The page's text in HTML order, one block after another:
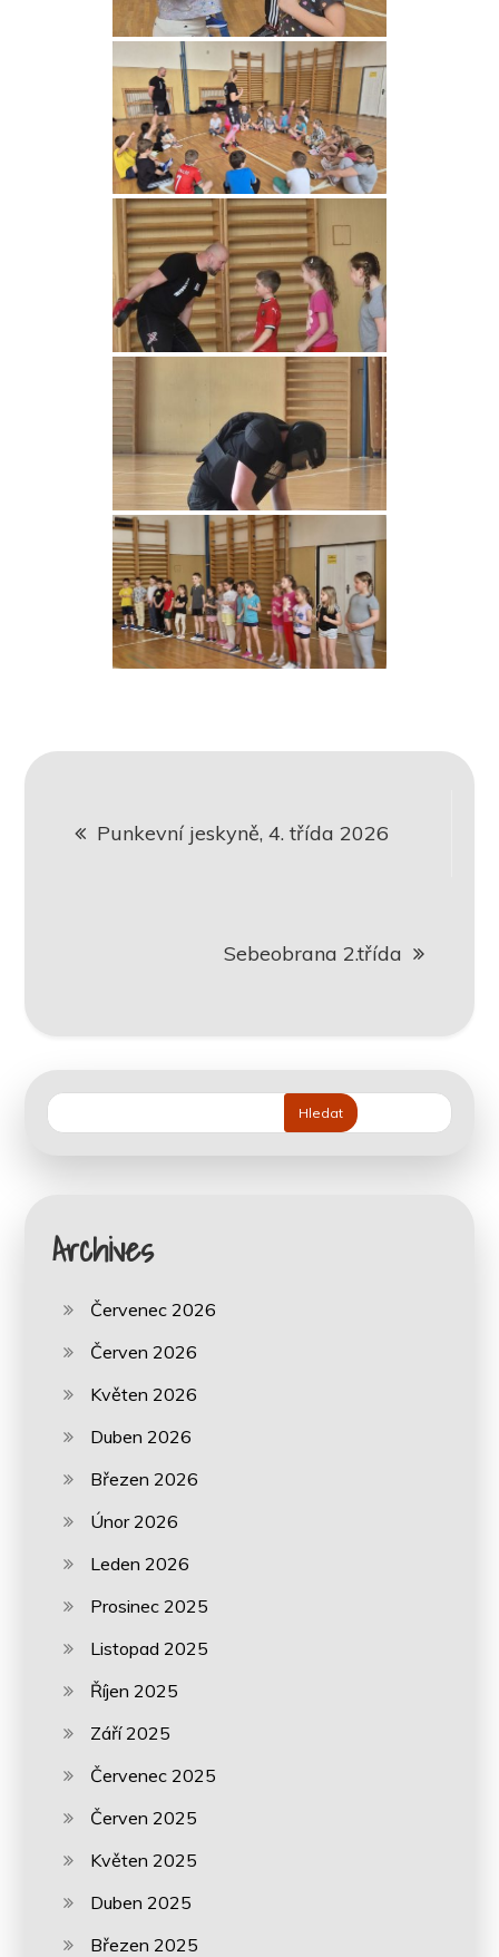
proPunkevní jeskyně, 4. třída 2026
Sebeobrana 2.třída
Hledat
Archives
Červenec 2026
Červen 2026
Květen 2026
Duben 2026
Březen 2026
Únor 2026
Leden 2026
Prosinec 2025
Listopad 2025
Říjen 2025
Září 2025
Červenec 2025
Červen 2025
Květen 2025
Duben 2025
Březen 2025